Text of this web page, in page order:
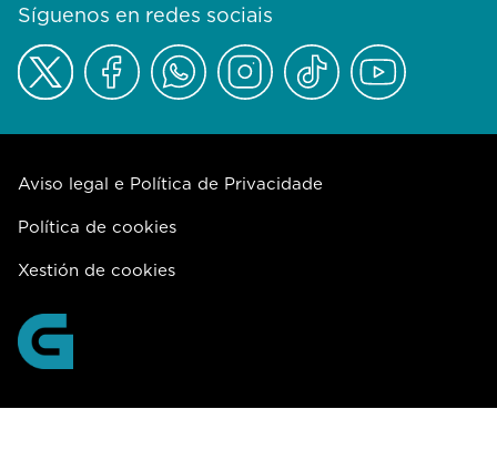
Síguenos en redes sociais
Aviso legal e Política de Privacidade
Política de cookies
Xestión de cookies